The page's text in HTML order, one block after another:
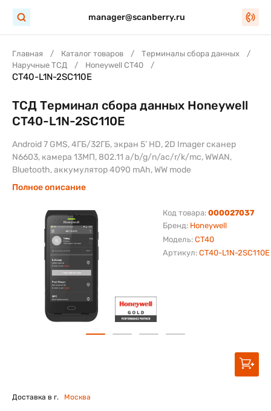
manager@scanberry.ru
Главная Каталог товаров
Терминалы сбора данных
Наручные ТСД
Honeywell CT40
CT40-L1N-2SC110E
Бренд: Honeywell
Модель: CT40
Код товара: 000027037
Артикул: CT40-L1N-2SC110E
ТСД Терминал сбора данных Honeywell
CT40-L1N-2SC110E
Android 7 GMS, 4ГБ/32ГБ, экран 5’ HD, 2D Imager сканер
N6603, камера 13МП, 802.11 a/b/g/n/ac/r/k/mc, WWAN,
Bluetooth, аккумулятор 4090 mAh, WW mode
Полное описание
Доставка в г. Москва